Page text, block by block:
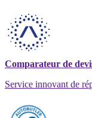
Comparateur de
Service innovant de